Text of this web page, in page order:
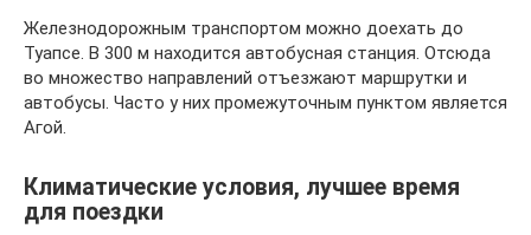
Железнодорожным транспортом можно доехать до
Туапсе. В 300 м находится автобусная станция. Отсюда
во множество направлений отъезжают маршрутки и
автобусы. Часто у них промежуточным пунктом является
Агой.
Климатические условия, лучшее время
для поездки